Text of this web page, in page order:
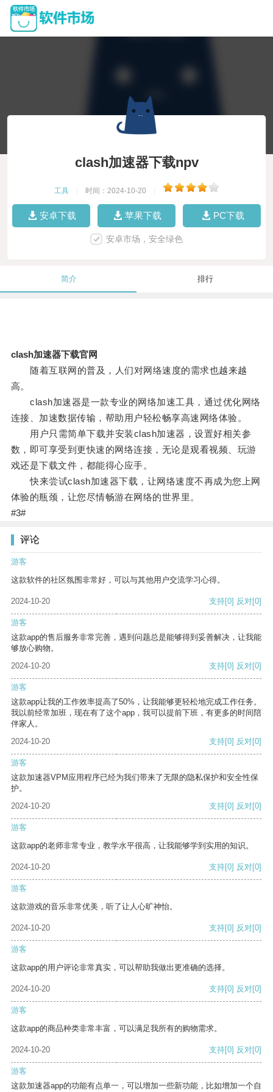
clash加速器下载npv
工具 时间：2024-10-20
安卓下载 苹果下载 PC下载
安卓市场，安全绿色
简介 排行
clash加速器下载官网
随着互联网的普及，人们对网络速度的需求也越来越
高。
clash加速器是一款专业的网络加速工具，通过优化网络
连接、加速数据传输，帮助用户轻松畅享高速网络体验。
用户只需简单下载并安装clash加速器，设置好相关参
数，即可享受到更快速的网络连接，无论是观看视频、玩游
戏还是下载文件，都能得心应手。
快来尝试clash加速器下载，让网络速度不再成为您上网
体验的瓶颈，让您尽情畅游在网络的世界里。
#3#
评论
游客
这款软件的社区氛围非常好，可以与其他用户交流学习心得。
2024-10-20 支持[0] 反对[0]
游客
这款app的售后服务非常完善，遇到问题总是能够得到妥善解决，让我能
够放心购物。
2024-10-20
支持[0] 反对[0]
游客
这款app让我的工作效率提高了50%，让我能够更轻松地完成工作任务。
我以前经常加班，现在有了这个app，我可以提前下班，有更多的时间陪
伴家人。
2024-10-20
支持[0] 反对[0]
游客
这款加速器VPM应用程序已经为我们带来了无限的隐私保护和安全性保
护。
2024-10-20
支持[0] 反对[0]
游客
这款app的老师非常专业，教学水平很高，让我能够学到实用的知识。
2024-10-20 支持[0] 反对[0]
游客
这款游戏的音乐非常优美，听了让人心旷神怡。
2024-10-20 支持[0] 反对[0]
游客
这款app的用户评论非常真实，可以帮助我做出更准确的选择。
2024-10-20 支持[0] 反对[0]
游客
这款app的商品种类非常丰富，可以满足我所有的购物需求。
2024-10-20 支持[0] 反对[0]
游客
这款加速器app的功能有点单一，可以增加一些新功能，比如增加一个自